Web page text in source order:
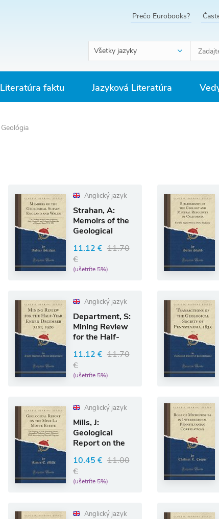
Prečo Eurobooks?
Všetky jazyky
Literatúra faktu Jazyková Literatúra
Geológia
Anglický jazyk
Strahan, A:
Memoirs of the
Geological
and Wa
11.12 € 11.70
€
(ušetríte 5%)
Anglický jazyk
Department, S:
Mining Review
for the Half-
Decembe
11.12 € 11.70
€
(ušetríte 5%)
Anglický jazyk
Mills, J:
Geological
Report on the
Estate
10.45 € 11.00
€
(ušetríte 5%)
Anglický jazyk